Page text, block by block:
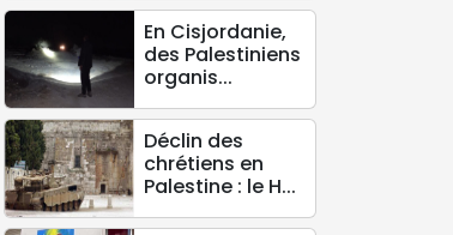
En Cisjordanie,
des Palestiniens
organis...
Déclin des
chrétiens en
Palestine : le H...